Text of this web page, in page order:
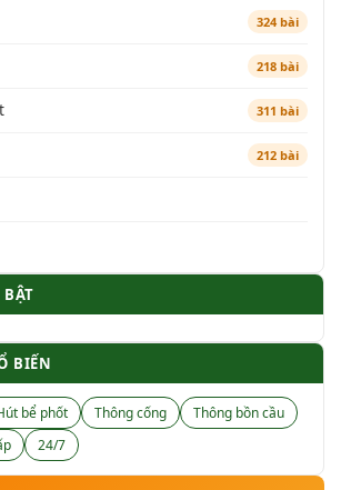
324 bài
218 bài
311 bài
212 bài
BIẾN
bể phốt Thông cống
Thông bồn cầu
24/7